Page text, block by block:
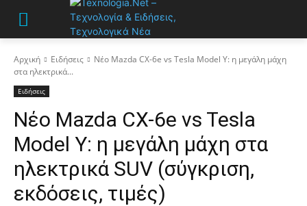
Αρχική Ειδήσεις
Νέο Mazda CX-6e vs Tesla Model Y: η μεγάλη μάχη
στα ηλεκτρικά...
Ειδήσεις
Νέο Mazda CX-6e vs Tesla
Model Y: η μεγάλη μάχη στα
ηλεκτρικά SUV (σύγκριση,
εκδόσεις, τιμές)